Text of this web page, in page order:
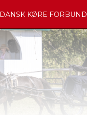
DANSK KØRE FORBUND